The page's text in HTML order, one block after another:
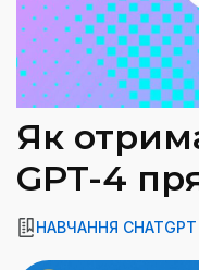
Як
GPT-4
НАВЧАННЯ CHATGPT